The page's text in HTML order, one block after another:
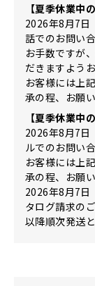
【夏季休業中
2026年8月7日
話でのお問い
お手数ですが
だきますよう
お客様には上
承の程、お願
【夏季休業中
2026年8月7日
ルでのお問い
お客様には上
承の程、お願
2026年8月7日
タログ請求の
以降順次発送